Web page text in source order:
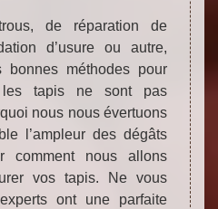
de réparation de
d’usure ou autre,
bonnes méthodes pour
les tapis ne sont pas
nous nous évertuons
l’ampleur des dégâts
comment nous allons
vos tapis. Ne vous
ont une parfaite